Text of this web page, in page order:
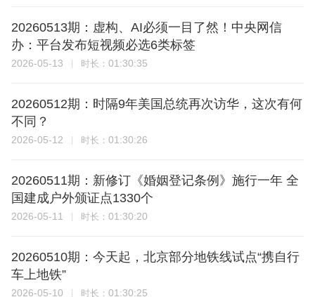
20260513期：虚构、AI必须一目了然！中央网信
办：平台发布短视频必选6类标签
2026-05-13 时长： 01:30:35
20260512期：时隔9年美国总统再次访华，这次有何
不同？
2026-05-12 时长： 01:30:26
20260511期：新修订《婚姻登记条例》施行一年 全
国建成户外颁证点1330个
2026-05-11 时长： 01:30:20
20260510期：今天起，北京部分地铁线试点“携自行
车上地铁”
2026-05-10 时长： 01:30:25